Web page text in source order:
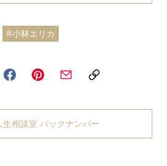
#小林エリカ
生相談室 バックナンバー